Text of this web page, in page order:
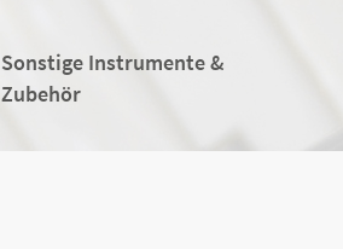
Sonstige Instrumente &
Zubehör